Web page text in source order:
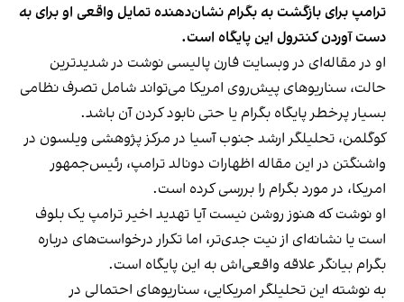
ترامپ برای بازگشت به بگرام نشان‌دهنده تمایل واقعی او برای به
دست‌ آوردن کنترول این پایگاه است.
او در مقاله‌ای در وبسایت فارن پالیسی نوشت در شدیدترین
حالت، سناریوهای پیش‌روی امریکا می‌تواند شامل تصرف نظامی
بسیار پرخطر پایگاه بگرام یا حتی نابود کردن آن باشد.
کوگلمن، تحلیلگر ارشد جنوب آسیا در مرکز پژوهشی ویلسون در
واشنگتن در این مقاله اظهارات دونالد ترامپ، رئیس‌جمهور
امریکا، در مورد بگرام را بررسی کرده است.
او نوشت که هنوز روشن نیست آیا تهدید اخیر ترامپ یک بلوف
است یا نشانه‌ای از نیت جدی‌تر، اما تکرار درخواست‌های درباره
بگرام بیانگر علاقه واقعی‌اش به این پایگاه است.
به نوشته این تحلیلگر امریکایی، سناریوهای احتمالی در